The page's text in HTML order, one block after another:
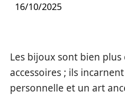
16/10/2025
Les bijoux sont bien
accessoires ; ils
personnelle et un art